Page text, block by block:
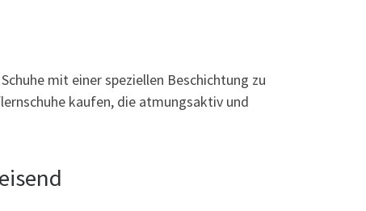
mit einer speziellen Beschichtung zu
kaufen, die atmungsaktiv und